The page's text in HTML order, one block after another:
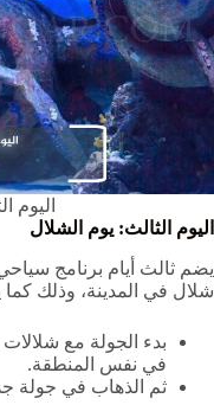
اليوم
اليوم الثالث: يوم الشلال
يضم ثالث أيام برنامج
شلال في المدينة، وذلك كما
بدء الجولة مع
في نفس المنطقة.
ثم الذهاب في جولة